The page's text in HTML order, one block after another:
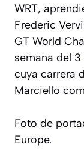
WRT,
Frederic
GT World
semana del
cuya carrera
Marciello
Foto de
Europe.